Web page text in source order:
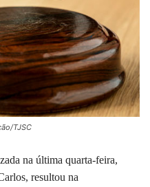
TJSC
na última quarta-feira,
resultou na